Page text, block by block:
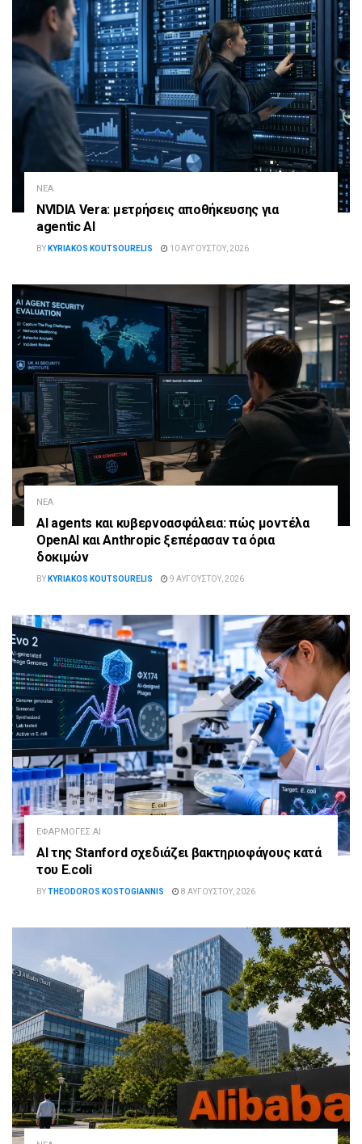
ΝΈΑ
NVIDIA Vera: μετρήσεις αποθήκευσης για
agentic AI
BY KYRIAKOS KOUTSOURELIS 10 ΑΥΓΟΎΣΤΟΥ, 2026
ΝΈΑ
AI agents και κυβερνοασφάλεια: πώς μοντέλα
OpenAI και Anthropic ξεπέρασαν τα όρια
δοκιμών
BY KYRIAKOS KOUTSOURELIS 9 ΑΥΓΟΎΣΤΟΥ, 2026
ΕΦΑΡΜΟΓΈΣ AI
AI της Stanford σχεδιάζει βακτηριοφάγους κατά
του E.coli
BYTHEODOROS KOSTOGIANNIS 8 ΑΥΓΟΎΣΤΟΥ, 2026